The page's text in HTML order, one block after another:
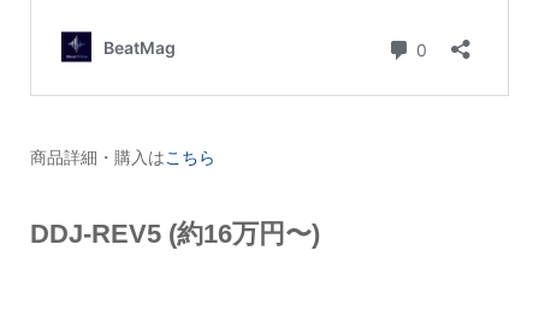
商品詳細・購入はこちら
DDJ-REV5 (約16万円〜)